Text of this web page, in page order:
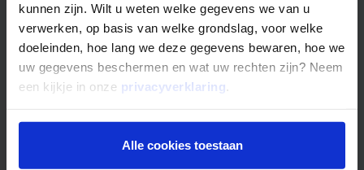
kunnen zijn. Wilt u weten welke gegevens we van u
verwerken, op basis van welke grondslag, voor welke
doeleinden, hoe lang we deze gegevens bewaren, hoe we
uw gegevens beschermen en wat uw rechten zijn? Neem
een kijkje in onze privacyverklaring
Alle cookies toestaan
Goed om te weten over de
recreatiewoning hypotheek
van Mogelijk